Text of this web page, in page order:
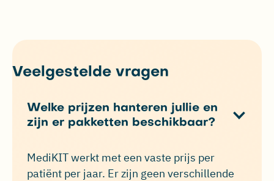
Veelgestelde vragen
Welke prijzen hanteren jullie en
zijn er pakketten beschikbaar?
MediKIT werkt met een vaste prijs per
patiënt per jaar. Er zijn geen verschillende